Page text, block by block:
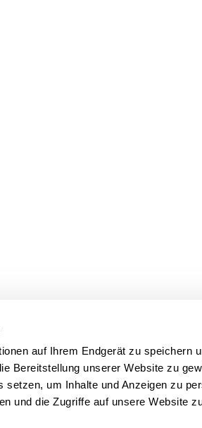
auf Ihrem Endgerät zu speichern
Bereitstellung unserer Website zu
setzen, um Inhalte und Anzeigen zu
und die Zugriffe auf unsere Website